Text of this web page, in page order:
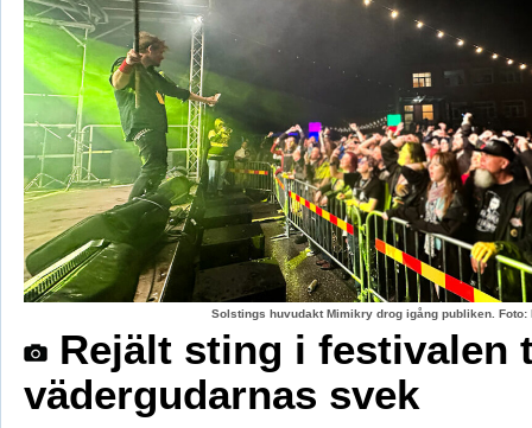
Solstings huvudakt Mimikry drog igång publiken.
Rejält sting i festivalen
vädergudarnas svek